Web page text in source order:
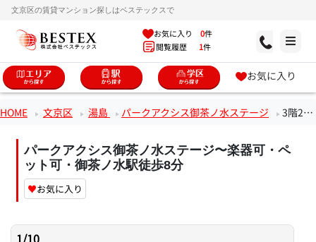
文京区の賃貸マンション探しはベステックスで
お気に入り 0件
閲覧履歴 1件
お気に入り
HOME 文京区 湯島 パークアクシス御茶ノ水ステージ 3階2LDKのお部屋
パークアクシス御茶ノ水ステージ〜楽器可・ペ
ット可・御茶ノ水駅徒歩8分
♥お気に入り
1/10